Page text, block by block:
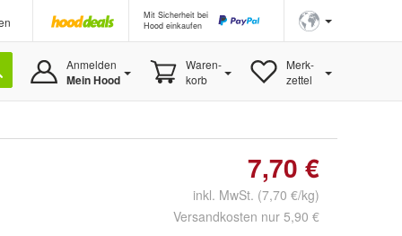
Mit Sicherheit bei
Hood einkaufen
Anmelden
Mein Hood
Waren-
korb
Merk-
zettel
7,70 €
inkl. MwSt. (7,70 €/kg)
Versandkosten nur 5,90 €